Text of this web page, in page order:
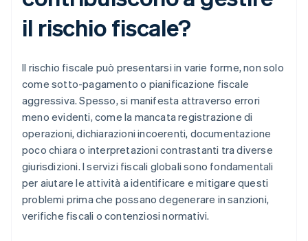
il rischio fiscale?
Il rischio fiscale può presentarsi in varie forme, non solo
come sotto-pagamento o pianificazione fiscale
aggressiva. Spesso, si manifesta attraverso errori
meno evidenti, come la mancata registrazione di
operazioni, dichiarazioni incoerenti, documentazione
poco chiara o interpretazioni contrastanti tra diverse
giurisdizioni. I servizi fiscali globali sono fondamentali
per aiutare le attività a identificare e mitigare questi
problemi prima che possano degenerare in sanzioni,
verifiche fiscali o contenziosi normativi.